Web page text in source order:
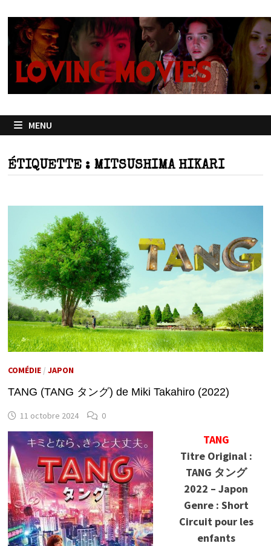
contenu
MENU
ÉTIQUETTE : MITSUSHIMA HIKARI
COMÉDIE/ JAPON
TANG (TANG タング) de Miki Takahiro (2022)
11 octobre 2024 0
TANG
Titre Original :
TANG タング
2022 – Japon
Genre : Short
Circuit pour les
enfants